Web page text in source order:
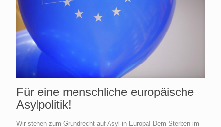
Für eine menschliche europäische
Asylpolitik!
Wir stehen zum Grundrecht auf Asyl in Europa! Dem Sterben im